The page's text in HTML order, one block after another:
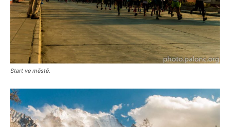
Start ve městě.